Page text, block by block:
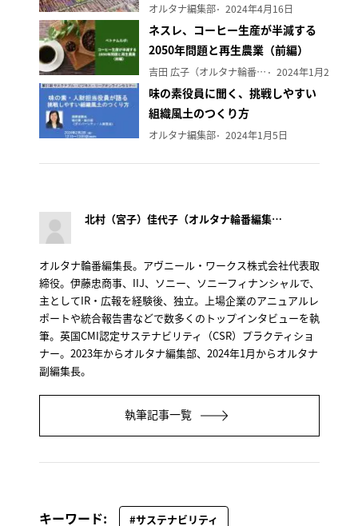
オルタナ編集部 2024年4月16日
ネスレ、コーヒー生産が半減する
2050年問題と再生農業（前編）
吉田 広子（オルタナ輪番編集長） 2024年1月29日
味の素役員に聞く、挑戦しやすい
組織風土のつくり方
オルタナ編集部 2024年1月5日
北村（宮子）佳代子（オルタナ輪番編集長）
オルタナ輪番編集長。アヴニール・ワークス株式会社代表取
締役。伊藤忠商事、IIJ、ソニー、ソニーフィナンシャルで、
主としてIR・広報を経験後、独立。上場企業のアニュアルレ
ポートや統合報告書などで数多くのトップインタビューを執
筆。英国CMI認定サステナビリティ（CSR）プラクティショ
ナー。2023年からオルタナ編集部、2024年1月からオルタナ
副編集長。
執筆記事一覧
キーワード: #サステナビリティ